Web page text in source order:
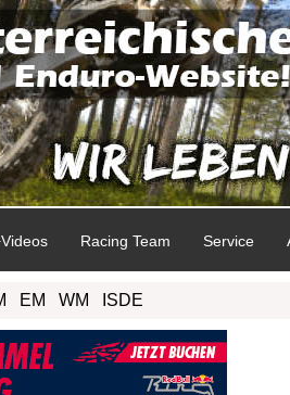
Racing Team Service
EM WM ISDE